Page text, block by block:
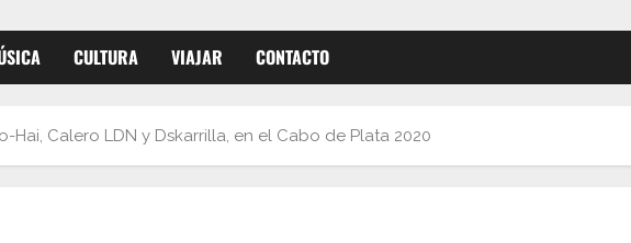
CULTURA VIAJAR CONTACTO
Hai, Calero LDN y Dskarrilla, en el Cabo de Plata 2020